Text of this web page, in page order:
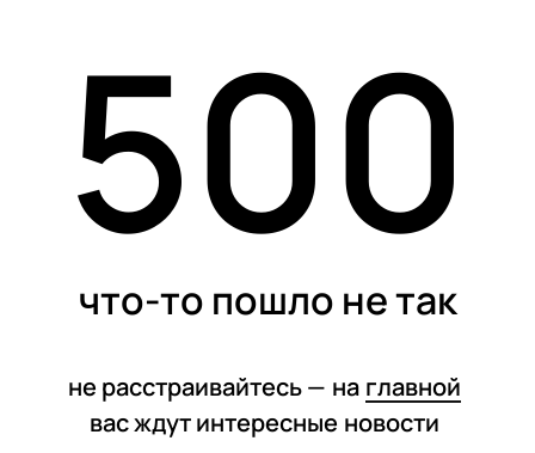
500
что-то пошло не так
не расстраивайтесь — на главной
вас ждут интересные новости